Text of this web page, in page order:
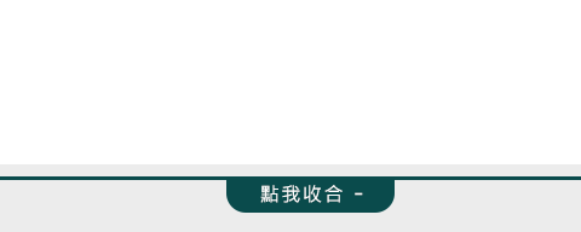
收合 FatFooter